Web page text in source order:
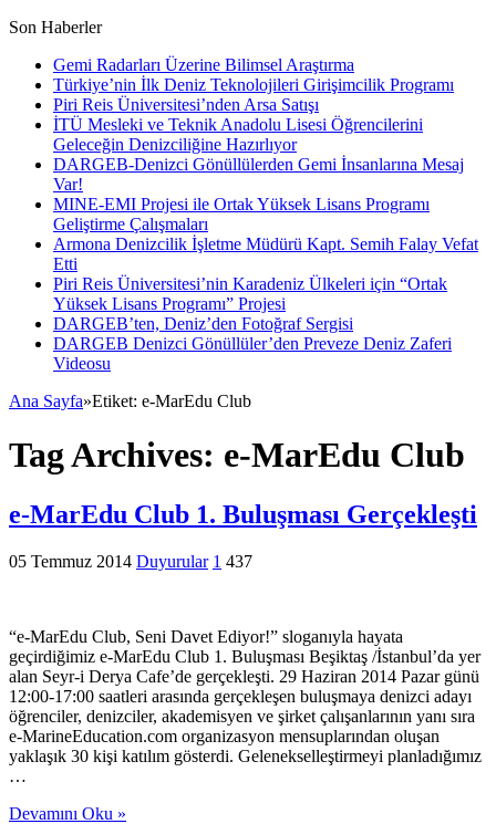
Son Haberler
Gemi Radarları Üzerine Bilimsel Araştırma
Türkiye’nin İlk Deniz Teknolojileri Girişimcilik Programı
Piri Reis Üniversitesi’nden Arsa Satışı
İTÜ Mesleki ve Teknik Anadolu Lisesi Öğrencilerini
Geleceğin Denizciliğine Hazırlıyor
DARGEB-Denizci Gönüllülerden Gemi İnsanlarına Mesaj
Var!
MINE-EMI Projesi ile Ortak Yüksek Lisans Programı
Geliştirme Çalışmaları
Armona Denizcilik İşletme Müdürü Kapt. Semih Falay Vefat
Etti
Piri Reis Üniversitesi’nin Karadeniz Ülkeleri için “Ortak
Yüksek Lisans Programı” Projesi
DARGEB’ten, Deniz’den Fotoğraf Sergisi
DARGEB Denizci Gönüllüler’den Preveze Deniz Zaferi
Videosu
Ana Sayfa»Etiket: e-MarEdu Club
Tag Archives: e-MarEdu Club
e-MarEdu Club 1. Buluşması Gerçekleşti
05 Temmuz 2014 Duyurular 1 437
“e-MarEdu Club, Seni Davet Ediyor!” sloganıyla hayata
geçirdiğimiz e-MarEdu Club 1. Buluşması Beşiktaş /İstanbul’da yer
alan Seyr-i Derya Cafe’de gerçekleşti. 29 Haziran 2014 Pazar günü
12:00-17:00 saatleri arasında gerçekleşen buluşmaya denizci adayı
öğrenciler, denizciler, akademisyen ve şirket çalışanlarının yanı sıra
e-MarineEducation.com organizasyon mensuplarından oluşan
yaklaşık 30 kişi katılım gösterdi. Gelenekselleştirmeyi planladığımız
…
Devamını Oku »